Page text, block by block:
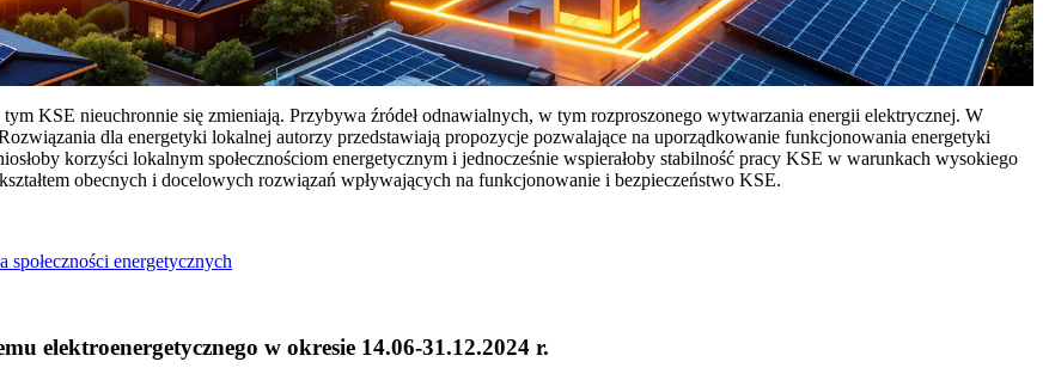
KSE nieuchronnie się zmieniają. Przybywa źródeł odnawialnych, w tym rozproszonego wytwarzania energii elektrycznej. W
dla energetyki lokalnej autorzy przedstawiają propozycje pozwalające na uporządkowanie funkcjonowania energetyki
korzyści lokalnym społecznościom energetycznym i jednocześnie wspierałoby stabilność pracy KSE w warunkach wysokiego
obecnych i docelowych rozwiązań wpływających na funkcjonowanie i bezpieczeństwo KSE.
energetycznych
elektroenergetycznego w okresie 14.06-31.12.2024 r.